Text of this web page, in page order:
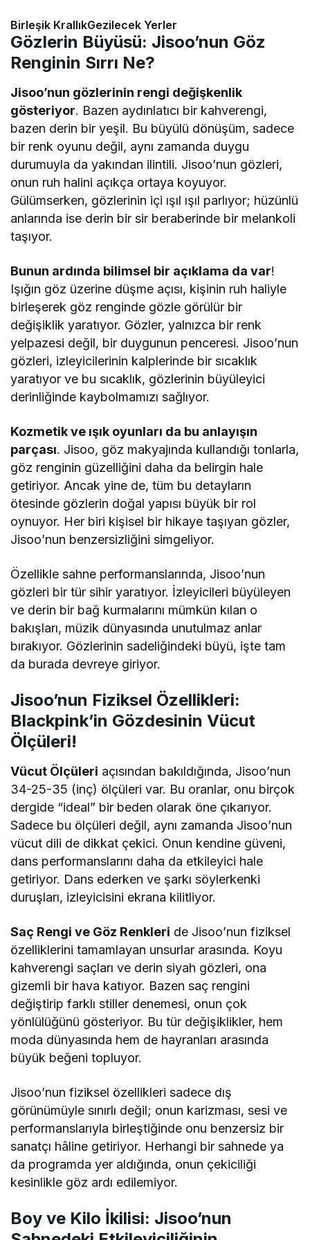
Birleşik KrallıkGezilecek Yerler
Gözlerin Büyüsü: Jisoo’nun Göz
Renginin Sırrı Ne?
Jisoo’nun gözlerinin rengi değişkenlik
gösteriyor. Bazen aydınlatıcı bir kahverengi,
bazen derin bir yeşil. Bu büyülü dönüşüm, sadece
bir renk oyunu değil, aynı zamanda duygu
durumuyla da yakından ilintili. Jisoo’nun gözleri,
onun ruh halini açıkça ortaya koyuyor.
Gülümserken, gözlerinin içi ışıl ışıl parlıyor; hüzünlü
anlarında ise derin bir sir beraberinde bir melankoli
taşıyor.
Bunun ardında bilimsel bir açıklama da var!
Işığın göz üzerine düşme açısı, kişinin ruh haliyle
birleşerek göz renginde gözle görülür bir
değişiklik yaratıyor. Gözler, yalnızca bir renk
yelpazesi değil, bir duygunun penceresi. Jisoo’nun
gözleri, izleyicilerinin kalplerinde bir sıcaklık
yaratıyor ve bu sıcaklık, gözlerinin büyüleyici
derinliğinde kaybolmamızı sağlıyor.
Kozmetik ve ışık oyunları da bu anlayışın
parçası. Jisoo, göz makyajında kullandığı tonlarla,
göz renginin güzelliğini daha da belirgin hale
getiriyor. Ancak yine de, tüm bu detayların
ötesinde gözlerin doğal yapısı büyük bir rol
oynuyor. Her biri kişisel bir hikaye taşıyan gözler,
Jisoo’nun benzersizliğini simgeliyor.
Özellikle sahne performanslarında, Jisoo’nun
gözleri bir tür sihir yaratıyor. İzleyicileri büyüleyen
ve derin bir bağ kurmalarını mümkün kılan o
bakışları, müzik dünyasında unutulmaz anlar
bırakıyor. Gözlerinin sadeliğindeki büyü, işte tam
da burada devreye giriyor.
Jisoo’nun Fiziksel Özellikleri:
Blackpink’in Gözdesinin Vücut
Ölçüleri!
Vücut Ölçüleri açısından bakıldığında, Jisoo’nun
34-25-35 (inç) ölçüleri var. Bu oranlar, onu birçok
dergide “ideal” bir beden olarak öne çıkarıyor.
Sadece bu ölçüleri değil, aynı zamanda Jisoo’nun
vücut dili de dikkat çekici. Onun kendine güveni,
dans performanslarını daha da etkileyici hale
getiriyor. Dans ederken ve şarkı söylerkenki
duruşları, izleyicisini ekrana kilitliyor.
Saç Rengi ve Göz Renkleri de Jisoo’nun fiziksel
özelliklerini tamamlayan unsurlar arasında. Koyu
kahverengi saçları ve derin siyah gözleri, ona
gizemli bir hava katıyor. Bazen saç rengini
değiştirip farklı stiller denemesi, onun çok
yönlülüğünü gösteriyor. Bu tür değişiklikler, hem
moda dünyasında hem de hayranları arasında
büyük beğeni topluyor.
Jisoo’nun fiziksel özellikleri sadece dış
görünümüyle sınırlı değil; onun karizması, sesi ve
performanslarıyla birleştiğinde onu benzersiz bir
sanatçı hâline getiriyor. Herhangi bir sahnede ya
da programda yer aldığında, onun çekiciliği
kesinlikle göz ardı edilemiyor.
Boy ve Kilo İkilisi: Jisoo’nun